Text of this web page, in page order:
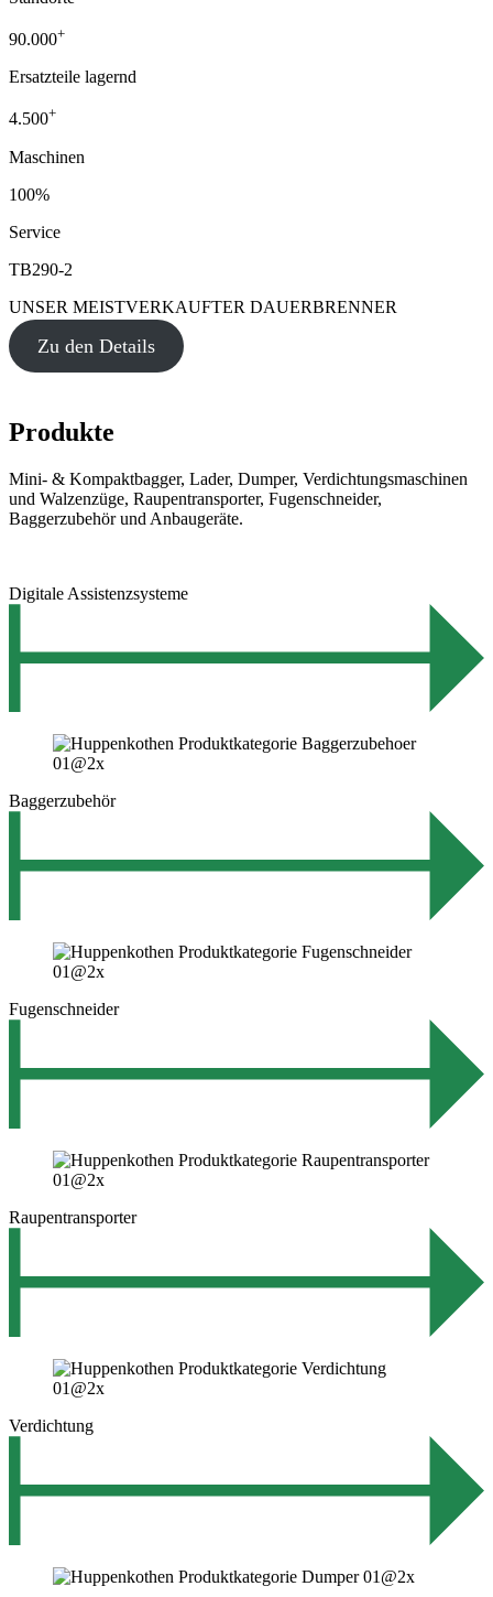
90.000+
Ersatzteile lagernd
4.500+
Maschinen
100%
Service
TB290-2
UNSER MEISTVERKAUFTER DAUERBRENNER
Zu den Details
Produkte
Mini- & Kompaktbagger, Lader, Dumper, Verdichtungsmaschinen
und Walzenzüge, Raupentransporter, Fugenschneider,
Baggerzubehör und Anbaugeräte.
Digitale Assistenzsysteme
Baggerzubehör
Fugenschneider
Raupentransporter
Verdichtung